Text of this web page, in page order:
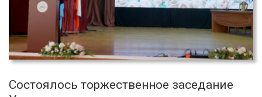
Состоялось торжественное заседание